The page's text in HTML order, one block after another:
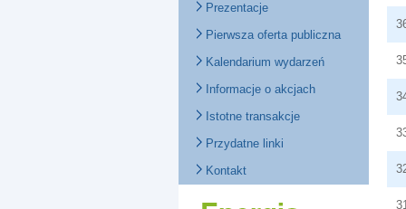
Prezentacje
Pierwsza oferta publiczna
Kalendarium wydarzeń
Informacje o akcjach
Istotne transakcje
Przydatne linki
Kontakt